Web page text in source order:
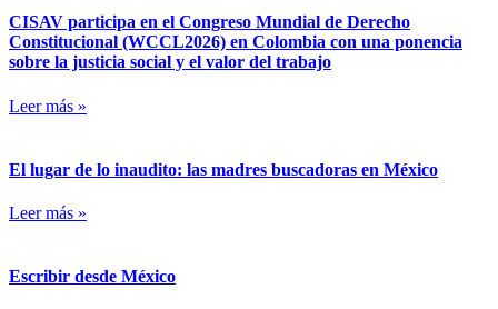
CISAV participa en el Congreso Mundial de Derecho
Constitucional (WCCL2026) en Colombia con una ponencia
sobre la justicia social y el valor del trabajo
Leer más »
El lugar de lo inaudito: las madres buscadoras en México
Leer más »
Escribir desde México